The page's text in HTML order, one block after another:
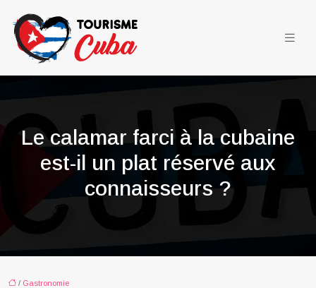
Le calamar farci à la cubaine
est-il un plat réservé aux
connaisseurs ?
/ Gastronomie